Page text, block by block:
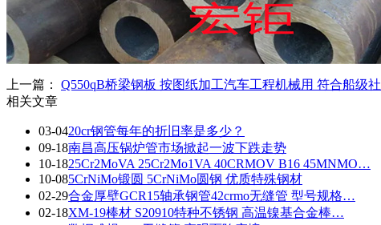
上一篇： Q550qB桥梁钢板 按图纸加工汽车工程机械用 符合船级社
相关文章
03-0420cr钢管每年的折旧率是多少？
09-18南昌高压锅炉管市场掀起一波下跌走势
10-1825Cr2MoVA 25Cr2Mo1VA ​40CRMOV B16 45MNMO…
10-085CrNiMo锻圆 5CrNiMo圆钢 优质特殊钢材
02-29合金厚壁GCR15轴承钢管42crmo无缝管 型号规格…
02-18XM-19棒材 S20910特种不锈钢 高温镍基合金棒…